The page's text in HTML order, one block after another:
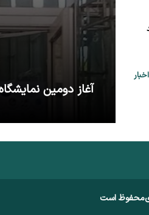
آغاز دومین
محفوظ است